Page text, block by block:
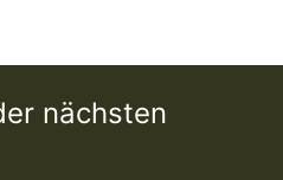
nächsten